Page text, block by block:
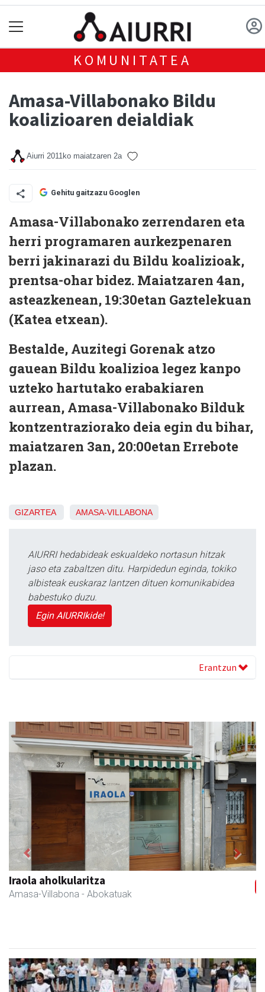
KOMUNITATEA
Amasa-Villabonako Bildu
koalizioaren deialdiak
Aiurri 2011ko maiatzaren 2a
Gehitu gaitzazu Googlen
Amasa-Villabonako zerrendaren eta
herri programaren aurkezpenaren
berri jakinarazi du Bildu koalizioak,
prentsa-ohar bidez. Maiatzaren 4an,
asteazkenean, 19:30etan Gaztelekuan
(Katea etxean).
Bestalde, Auzitegi Gorenak atzo
gauean Bildu koalizioa legez kanpo
uzteko hartutako erabakiaren
aurrean, Amasa-Villabonako Bilduk
kontzentraziorako deia egin du bihar,
maiatzaren 3an, 20:00etan Errebote
plazan.
GIZARTEA AMASA-VILLABONA
AIURRI hedabideak eskualdeko nortasun hitzak
jaso eta zabaltzen ditu. Harpidedun eginda, tokiko
albisteak euskaraz lantzen dituen komunikabidea
babestuko duzu.
Egin AIURRIkide!
Erantzun
Fleming Herri Eskola
Amasa-Villabona - Hezkuntza
Previous Next